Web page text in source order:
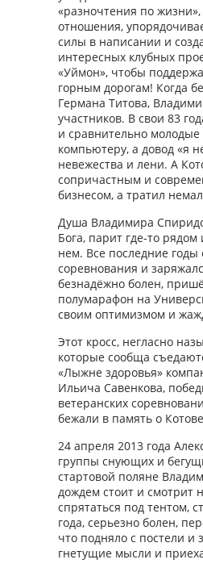
«разночтения по
отношения,
силы в написании и
интересных клубных
«Уймон», чтобы
горным дорогам! Когда
Германа Титова,
участников. В свои 83
и сравнительно молодые
компьютеру, а довод «я
невежества и лени. А
сопричастным и
бизнесом, а тратил
Душа Владимира
Бога, парит где-то
нем. Все последние
соревнования и
безнадёжно болен,
полумарафон на
своим оптимизмом и
Этот кросс, негласно
которые сообща
«Лыжне здоровья»
Ильича Савенкова,
ветеранских
бежали в память о
24 апреля 2013 года
группы снующих и
стартовой поляне
дождем стоит и
спрятаться под тентом,
года, серьезно болен,
что подняло с постели и
гнетущие мысли и